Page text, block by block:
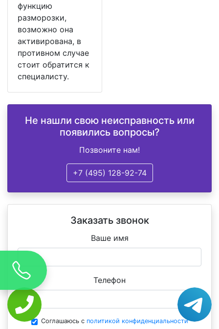
функцию
разморозки,
возможно она
активирована, в
противном случае
стоит обратится к
специалисту.
Не нашли свою неисправность или
появились вопросы?
Позвоните нам!
+7 (495) 128-92-74
Заказать звонок
Ваше имя
Телефон
Соглашаюсь с политикой конфиденциальности